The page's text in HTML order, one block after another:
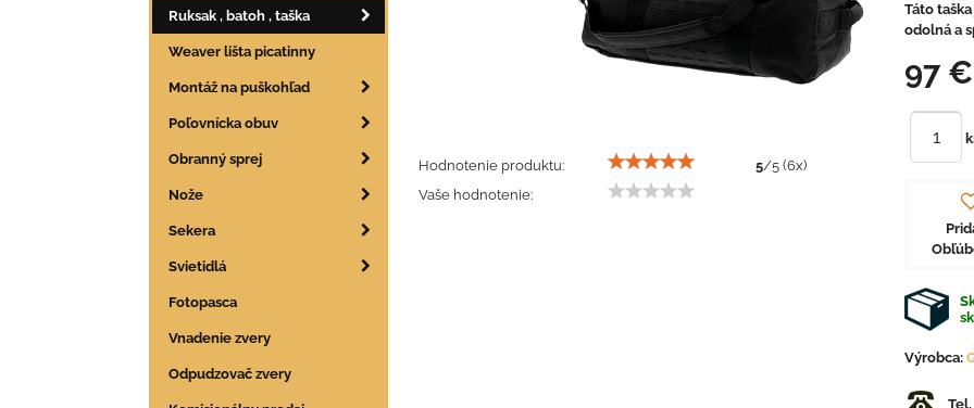
Hodnotenie produktu: 5/5 (6x)
Vaše hodnotenie:
Táto
odolná a
97 €
Výrobca:
Ruksak , batoh , taška
Weaver lišta picatinny
Montáž na puškohľad
Poľovnícka obuv
Obranný sprej
Nože
Sekera
Svietidlá
Fotopasca
Vnadenie zvery
Odpudzovač zvery